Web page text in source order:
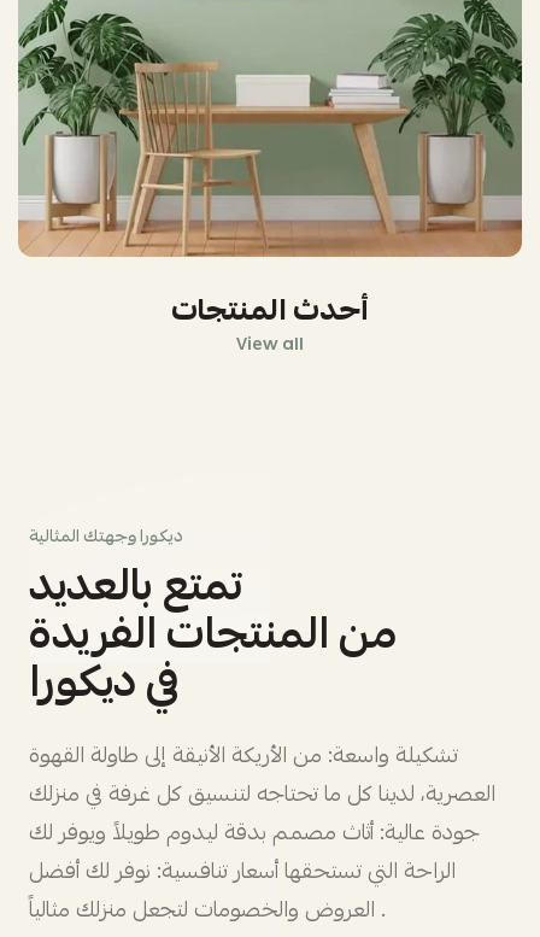
أحدث المنتجات
View all
ديكورا وجهتك المثالية
تمتع بالعديد
من المنتجات الفريدة
في ديكورا
تشكيلة واسعة: من الأريكة الأنيقة إلى طاولة القهوة
العصرية، لدينا كل ما تحتاجه لتنسيق كل غرفة في منزلك
جودة عالية: أثاث مصمم بدقة ليدوم طويلاً ويوفر لك
الراحة التي تستحقها أسعار تنافسية: نوفر لك أفضل
العروض والخصومات لتجعل منزلك مثالياً .